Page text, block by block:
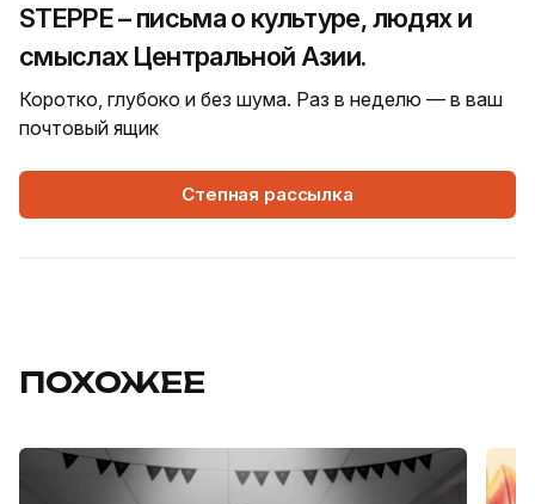
STEPPE – письма о культуре, людях и
смыслах Центральной Азии.
Коротко, глубоко и без шума. Раз в неделю — в ваш
почтовый ящик
Степная рассылка
ПОХОЖЕЕ